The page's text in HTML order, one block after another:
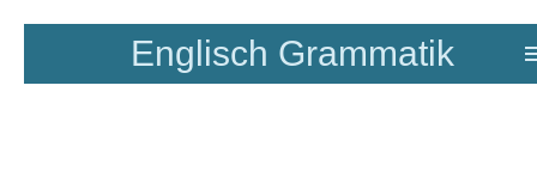
Zum
springen
Englisch Grammatik